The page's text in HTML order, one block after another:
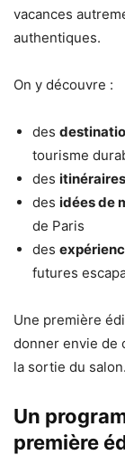
vacances
authentiques.
On y découvre :
des
tourisme
des
des idées de
de Paris
des
futures
Une première
donner envie de
la sortie du salon.
Un
première